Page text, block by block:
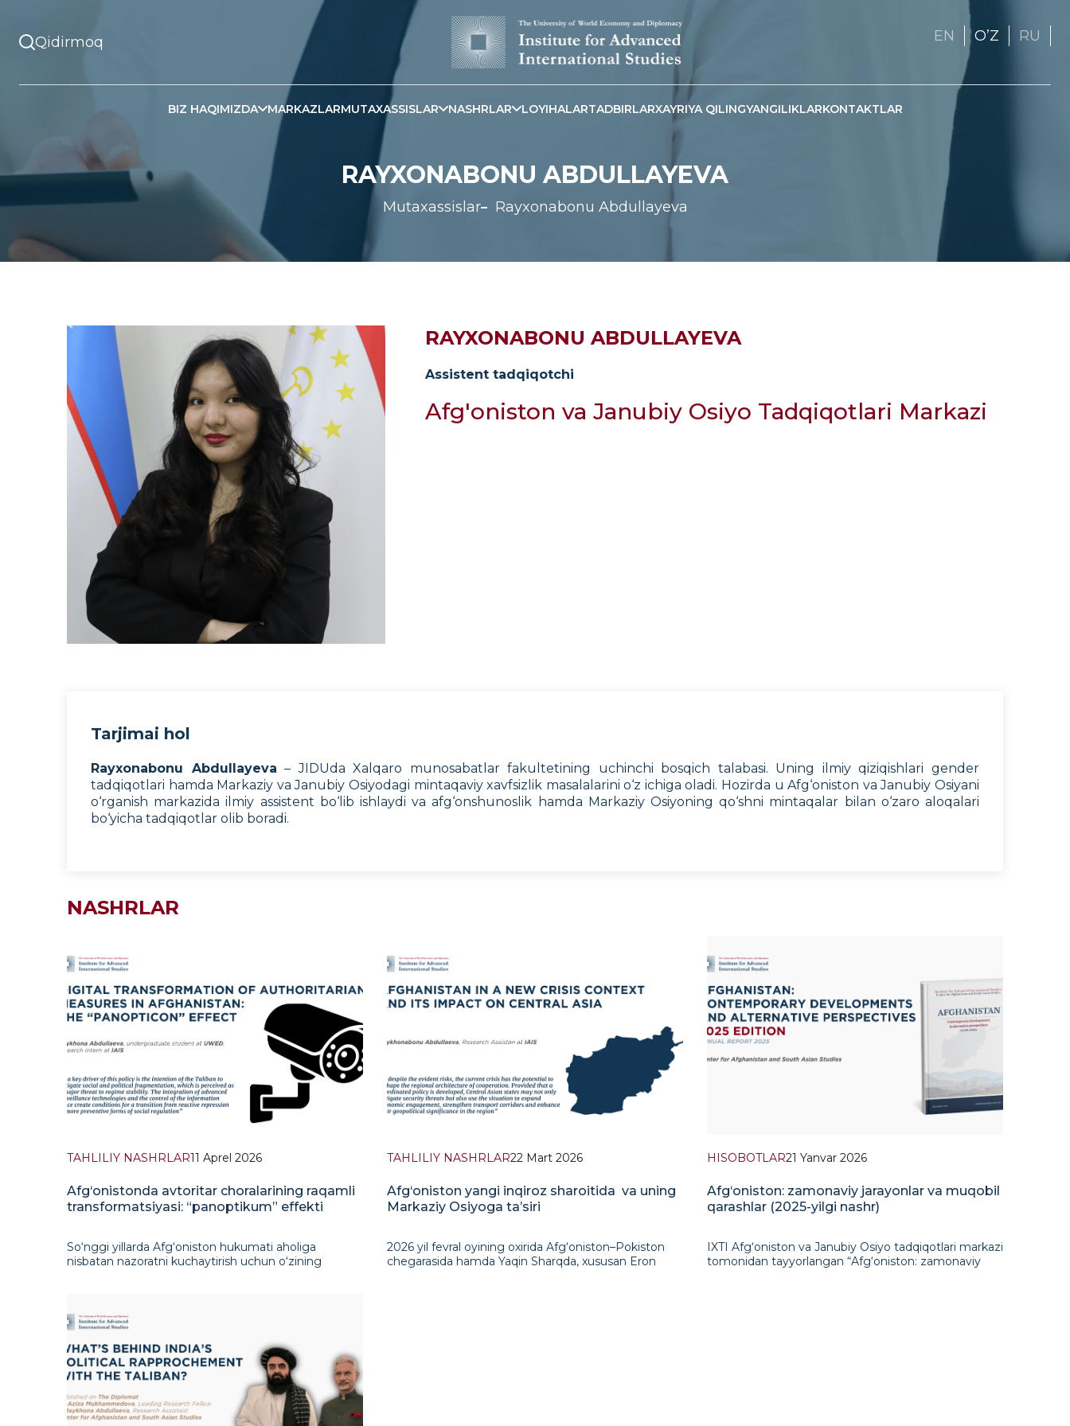
EN OʼZ RU
BIZ HAQIMIZDA MARKAZLARMUTAXASSISLAR NASHRLAR LOYIHALARTADBIRLARXAYRIYA QILINGYANGILIKLARKONTAKTLAR
RAYXONABONU ABDULLAYEVA
Mutaxassislar Rayxonabonu Abdullayeva
RAYXONABONU ABDULLAYEVA
Assistent tadqiqotchi
Afg'oniston va Janubiy Osiyo Tadqiqotlari Markazi
Tarjimai hol
Rayxonabonu Abdullayeva – JIDUda Xalqaro munosabatlar fakultetining uchinchi bosqich talabasi. Uning ilmiy qiziqishlari gender
tadqiqotlari hamda Markaziy va Janubiy Osiyodagi mintaqaviy xavfsizlik masalalarini o‘z ichiga oladi. Hozirda u Afg‘oniston va Janubiy Osiyani
o‘rganish markazida ilmiy assistent bo‘lib ishlaydi va afg‘onshunoslik hamda Markaziy Osiyoning qo‘shni mintaqalar bilan o‘zaro aloqalari
bo‘yicha tadqiqotlar olib boradi.
NASHRLAR
TAHLILIY NASHRLAR11 Aprel 2026
Afg‘onistonda avtoritar choralarining raqamli
transformatsiyasi: “panoptikum” effekti
So‘nggi yillarda Afg‘oniston hukumati aholiga
nisbatan nazoratni kuchaytirish uchun o‘zining
chiqadigan yan
TAHLILIY NASHRLAR22 Mart 2026
Afg‘oniston yangi inqiroz sharoitida va uning
Markaziy Osiyoga ta’siri
2026 yil fevral oyining oxirida Afg‘oniston–Pokiston
chegarasida hamda Yaqin Sharqda, xususan Eron
HISOBOTLAR21 Yanvar 2026
Afg‘oniston: zamonaviy jarayonlar va muqobil
qarashlar (2025-yilgi nashr)
IXTI Afg‘oniston va Janubiy Osiyo tadqiqotlari markazi
tomonidan tayyorlangan “Afg‘oniston: zamonaviy